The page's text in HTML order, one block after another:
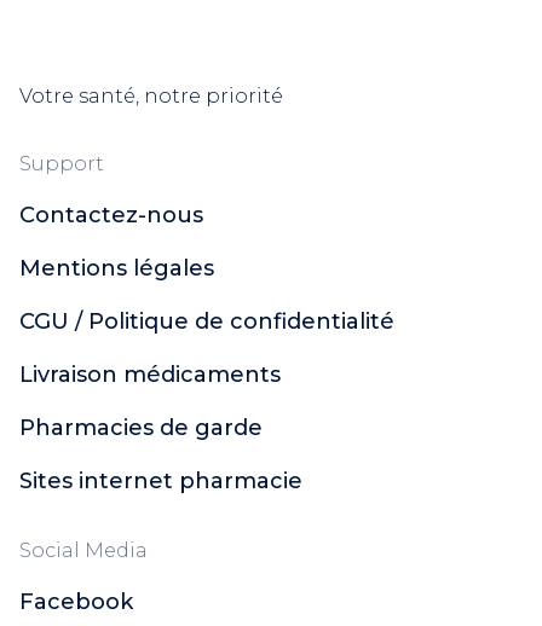
Votre santé, notre priorité
Support
Contactez-nous
Mentions légales
CGU / Politique de confidentialité
Livraison médicaments
Pharmacies de garde
Sites internet pharmacie
Social Media
Facebook